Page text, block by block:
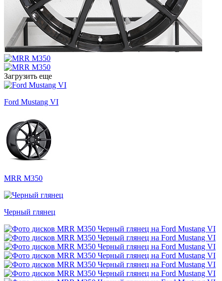
Загрузить еще
Ford Mustang VI
MRR M350
Черный глянец